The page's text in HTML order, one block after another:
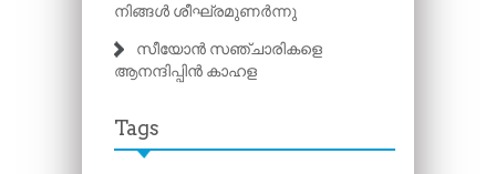
നിങ്ങൾ ശീഘ്രമുണർന്നു
സീയോൻ സഞ്ചാരികളെ
ആനന്ദിപ്പിൻ കാഹള
Tags